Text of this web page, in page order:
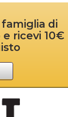
di
ricevi 10€